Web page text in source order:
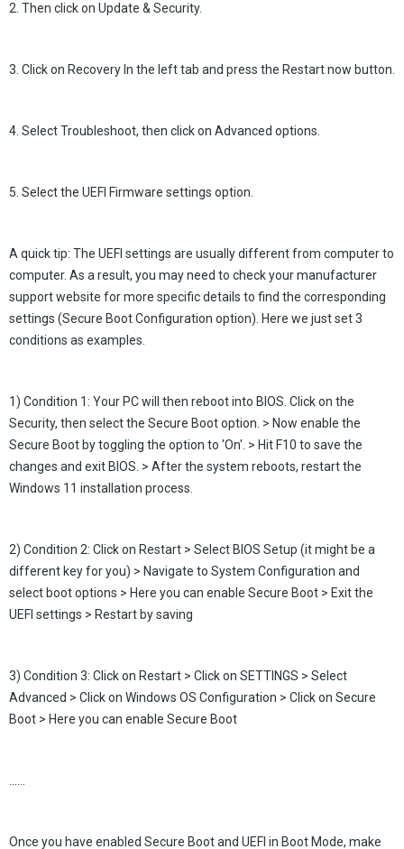
2. Then click on Update & Security.
3. Click on Recovery In the left tab and press the Restart now button.
4. Select Troubleshoot, then click on Advanced options.
5. Select the UEFI Firmware settings option.
A quick tip: The UEFI settings are usually different from computer to
computer. As a result, you may need to check your manufacturer
support website for more specific details to find the corresponding
settings (Secure Boot Configuration option). Here we just set 3
conditions as examples.
1) Condition 1: Your PC will then reboot into BIOS. Click on the
Security, then select the Secure Boot option. > Now enable the
Secure Boot by toggling the option to 'On'. > Hit F10 to save the
changes and exit BIOS. > After the system reboots, restart the
Windows 11 installation process.
2) Condition 2: Click on Restart > Select BIOS Setup (it might be a
different key for you) > Navigate to System Configuration and
select boot options > Here you can enable Secure Boot > Exit the
UEFI settings > Restart by saving
3) Condition 3: Click on Restart > Click on SETTINGS > Select
Advanced > Click on Windows OS Configuration > Click on Secure
Boot > Here you can enable Secure Boot
Once you have enabled Secure Boot and UEFI in Boot Mode, make